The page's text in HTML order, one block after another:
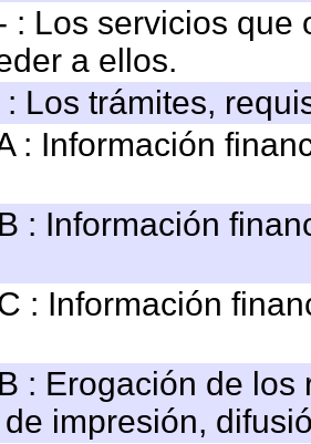
: Los servicios
a ellos.
Los trámites,
: Información
: Información
: Información
: Erogación de
impresión,